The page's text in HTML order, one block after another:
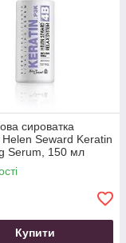
сироватка
Helen Seward Keratin
Serum, 150 мл
Купити